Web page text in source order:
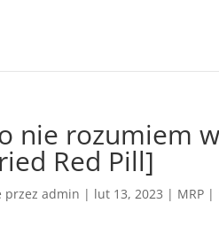
nie rozumiem
Red Pill]
przezadmin | lut 13, 2023 | MRP |